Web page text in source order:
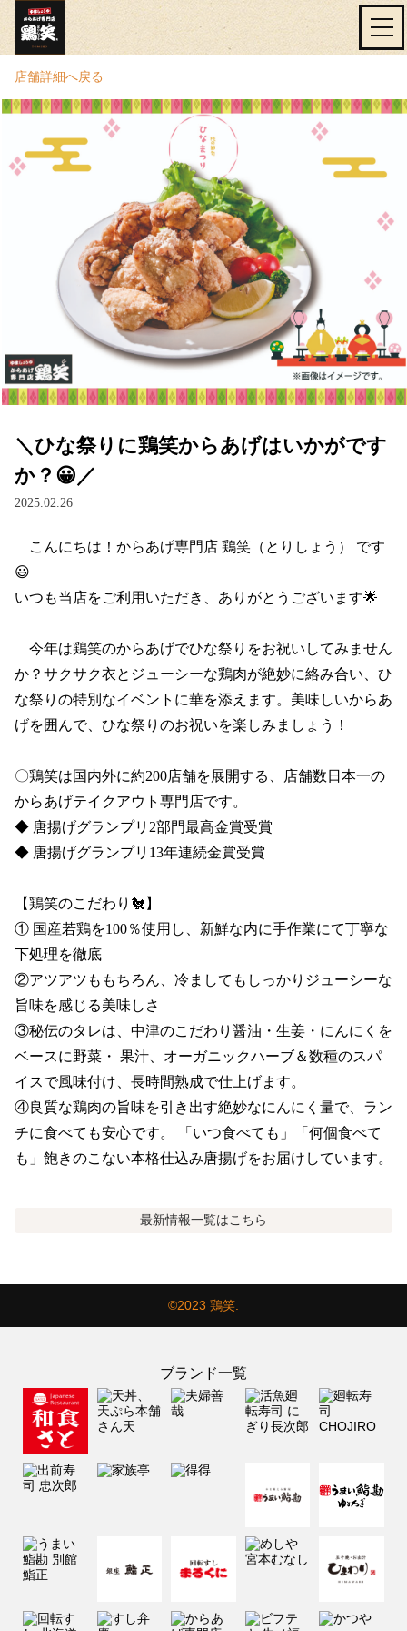
店舗詳細へ戻る
＼ひな祭りに鶏笑からあげはいかがです
か？😀／
2025.02.26
こんにちは！からあげ専門店 鶏笑（とりしょう） です
😃
いつも当店をご利用いただき、ありがとうございます🌟
今年は鶏笑のからあげでひな祭りをお祝いしてみません
か？サクサク衣とジューシーな鶏肉が絶妙に絡み合い、ひ
な祭りの特別なイベントに華を添えます。美味しいからあ
げを囲んで、ひな祭りのお祝いを楽しみましょう！
〇鶏笑は国内外に約200店舗を展開する、店舗数日本一の
からあげテイクアウト専門店です。
◆ 唐揚げグランプリ2部門最高金賞受賞
◆ 唐揚げグランプリ13年連続金賞受賞
【鶏笑のこだわり🐔】
① 国産若鶏を100％使用し、新鮮な内に手作業にて丁寧な
下処理を徹底
②アツアツももちろん、冷ましてもしっかりジューシーな
旨味を感じる美味しさ
③秘伝のタレは、中津のこだわり醤油・生姜・にんにくを
ベースに野菜・ 果汁、オーガニックハーブ＆数種のスパ
イスで風味付け、長時間熟成で仕上げます。
④良質な鶏肉の旨味を引き出す絶妙なにんにく量で、ラン
チに食べても安心です。 「いつ食べても」「何個食べて
も」飽きのこない本格仕込み唐揚げをお届けしています。
最新情報一覧はこちら
©2023 鶏笑.
ブランド一覧